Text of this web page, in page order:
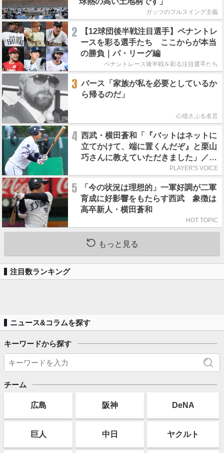
ガッツのフルスイング主義
2
【12球団後半戦注目選手】ペナントレ
ースを彩る選手たち ここからが本当
の勝負｜パ・リーグ編
ペナントレース後半戦を彩る注目選手たち
3 バース「家族が私を必要としているか
ら帰るのだ」
心揺さぶる名言
4 西武・横田蒼和「『バットはネットに
立てかけて、端に置くんだぞ』と栗山
巧さんに教えていただきました」／憧
PLAYER'S VOICE
5
「今の状況は理想的」一軍好調が二軍
育成に好影響をもたらす西武 象徴は
高卒新人・横田蒼和
HOT TOPIC
もっと見る
注目数ランキング
ニュース&コラムを探す
キーワードから探す
チーム
広島 阪神 DeNA
巨人 中日 ヤクルト